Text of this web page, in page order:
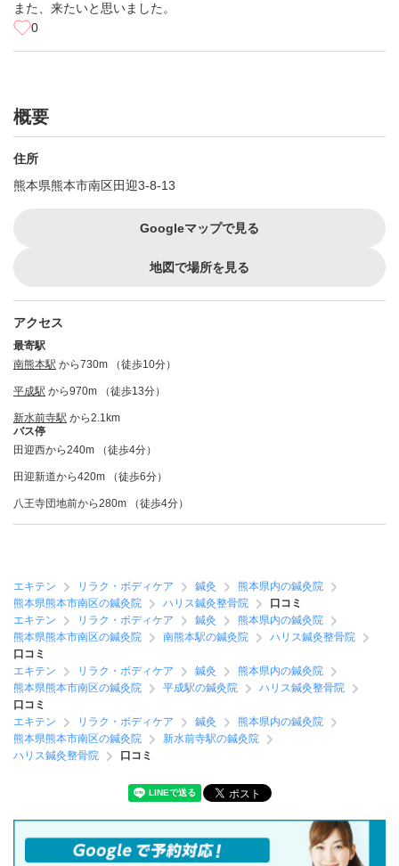
また、来たいと思いました。
0
概要
住所
熊本県熊本市南区田迎3-8-13
Googleマップで見る
地図で場所を見る
アクセス
最寄駅
南熊本駅 から730m （徒歩10分）
平成駅 から970m （徒歩13分）
新水前寺駅 から2.1km
バス停
田迎西から240m （徒歩4分）
田迎新道から420m （徒歩6分）
八王寺団地前から280m （徒歩4分）
エキテン リラク・ボディケア 鍼灸
熊本県内の鍼灸院
熊本県熊本市南区の鍼灸院
ハリス鍼灸整骨院
口コミ
エキテン
リラク・ボディケア 鍼灸
熊本県内の鍼灸院
熊本県熊本市南区の鍼灸院
南熊本駅の鍼灸院
ハリス鍼灸整骨院
口コミ
エキテン
リラク・ボディケア 鍼灸
熊本県内の鍼灸院
熊本県熊本市南区の鍼灸院
平成駅の鍼灸院
ハリス鍼灸整骨院
口コミ
エキテン
リラク・ボディケア 鍼灸
熊本県内の鍼灸院
熊本県熊本市南区の鍼灸院
新水前寺駅の鍼灸院
ハリス鍼灸整骨院
口コミ